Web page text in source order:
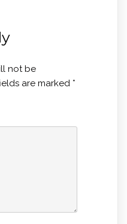
not be
are marked *